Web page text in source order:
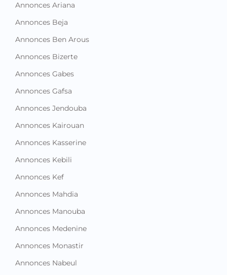
Annonces Ariana
Annonces Beja
Annonces Ben Arous
Annonces Bizerte
Annonces Gabes
Annonces Gafsa
Annonces Jendouba
Annonces Kairouan
Annonces Kasserine
Annonces Kebili
Annonces Kef
Annonces Mahdia
Annonces Manouba
Annonces Medenine
Annonces Monastir
Annonces Nabeul